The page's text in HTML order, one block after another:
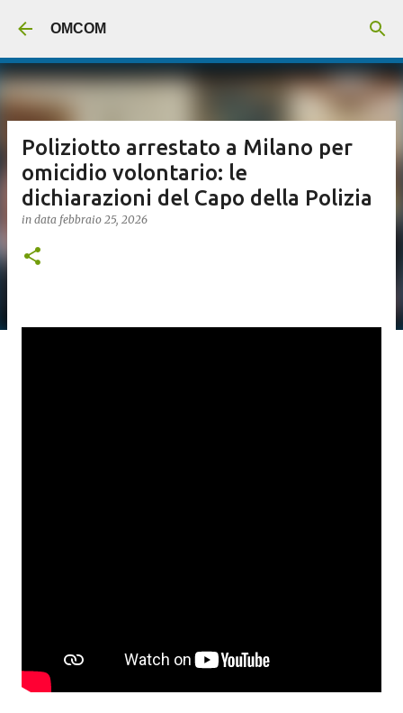
OMCOM
Poliziotto arrestato a Milano per
omicidio volontario: le
dichiarazioni del Capo della Polizia
in data febbraio 25, 2026